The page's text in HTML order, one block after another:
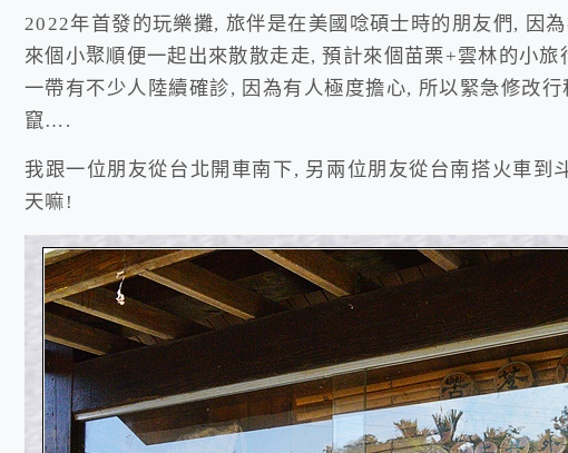
2022年首發的玩樂攤, 旅伴是在美國唸碩士時的朋友們, 因
來個小聚順便一起出來散散走走, 預計來個苗栗+雲林的小
一帶有不少人陸續確診, 因為有人極度擔心, 所以緊急修改
竄….
我跟一位朋友從台北開車南下, 另兩位朋友從台南搭火車
天嘛!